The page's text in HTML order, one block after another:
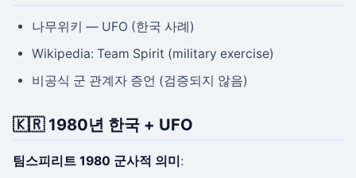
나무위키 — UFO (한국 사례)
Wikipedia: Team Spirit (military exercise)
비공식 군 관계자 증언 (검증되지 않음)
🇰🇷 1980년 한국 + UFO
팀스피리트 1980 군사적 의미: